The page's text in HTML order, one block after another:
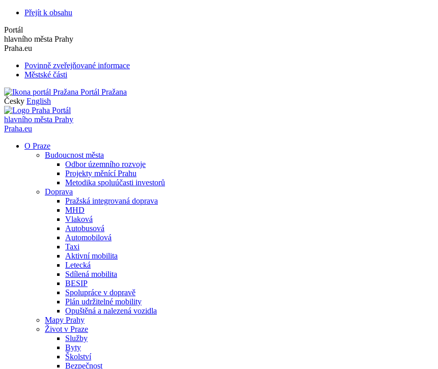
Přejít k obsahu
Portál
hlavního města Prahy
Praha.eu
Povinně zveřejňované informace
Městské části
Portál Pražana
Česky English
Portál
hlavního města Prahy
Praha.eu
O Praze
Budoucnost města
Odbor územního rozvoje
Projekty měnící Prahu
Metodika spoluúčasti investorů
Doprava
Pražská integrovaná doprava
MHD
Vlaková
Autobusová
Automobilová
Taxi
Aktivní mobilita
Letecká
Sdílená mobilita
BESIP
Spolupráce v dopravě
Plán udržitelné mobility
Opuštěná a nalezená vozidla
Mapy Prahy
Život v Praze
Služby
Byty
Školství
Bezpečnost